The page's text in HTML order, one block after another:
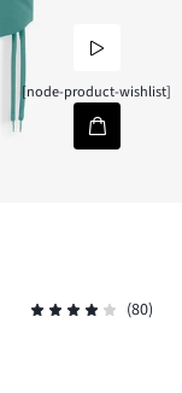
[node-product-wishlist]
(80)